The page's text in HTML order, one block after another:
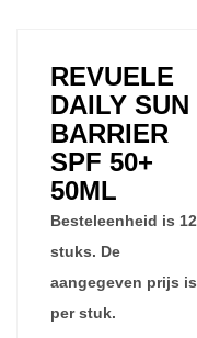
REVUELE
DAILY SUN
BARRIER
SPF 50+
50ML
Besteleenheid is 12
stuks. De
aangegeven prijs is
per stuk.